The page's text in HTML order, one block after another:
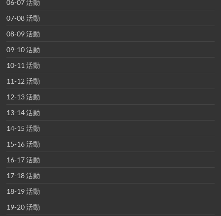
06-07 活動
07-08 活動
08-09 活動
09-10 活動
10-11 活動
11-12 活動
12-13 活動
13-14 活動
14-15 活動
15-16 活動
16-17 活動
17-18 活動
18-19 活動
19-20 活動